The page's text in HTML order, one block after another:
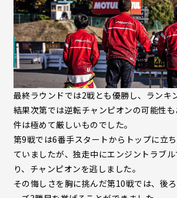
最終ラウンドでは2戦とも優勝し、ランキ
結果次第では逆転チャンピオンの可能性
件は極めて厳しいものでした。
第9戦では6番手スタートからトップに立
ていましたが、独走中にエンジントラブ
り、チャンピオンを逃しました。
その悔しさを胸に挑んだ第10戦では、後